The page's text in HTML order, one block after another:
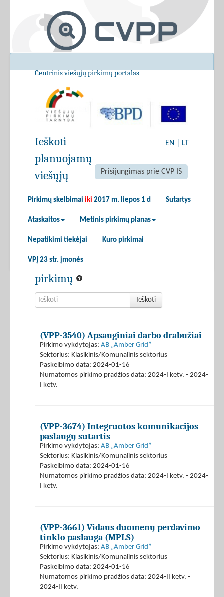
Centrinis viešųjų pirkimų portalas
EN LT
Prisijungimas prie CVP IS
Pirkimų skelbimai iki 2017 m. liepos 1 d Sutartys
Ataskaitos Metinis pirkimų planas
Nepatikimi tiekėjai Kuro pirkimai
VPĮ 23 str. įmonės
Ieškoti
planuojamų
viešųjų
pirkimų
Ieškoti
(VPP-3540) Apsauginiai darbo drabužiai
Pirkimo vykdytojas: AB „Amber Grid”
Sektorius: Klasikinis/Komunalinis sektorius
Paskelbimo data: 2024-01-16
Numatomos pirkimo pradžios data: 2024-I ketv. - 2024-
I ketv.
(VPP-3674) Integruotos komunikacijos
paslaugų sutartis
Pirkimo vykdytojas: AB „Amber Grid”
Sektorius: Klasikinis/Komunalinis sektorius
Paskelbimo data: 2024-01-16
Numatomos pirkimo pradžios data: 2024-I ketv. - 2024-
I ketv.
(VPP-3661) Vidaus duomenų perdavimo
tinklo paslauga (MPLS)
Pirkimo vykdytojas: AB „Amber Grid”
Sektorius: Klasikinis/Komunalinis sektorius
Paskelbimo data: 2024-01-16
Numatomos pirkimo pradžios data: 2024-II ketv. -
2024-II ketv.